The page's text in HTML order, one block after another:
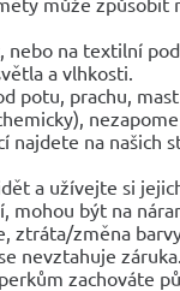
nebo na textilní
a vlhkosti.
potu, prachu,
najdete na našich
a užívejte si
mohou být na
ztráta/změna
nevztahuje
zachováte